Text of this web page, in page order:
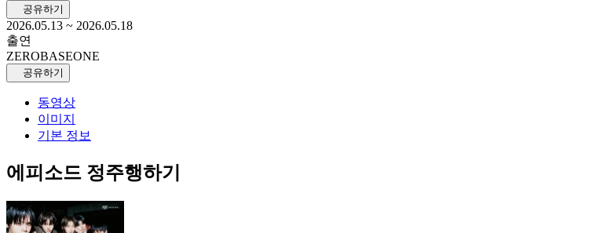
공유하기
2026.05.13 ~ 2026.05.18
출연
ZEROBASEONE
공유하기
동영상
이미지
기본 정보
에피소드 정주행하기